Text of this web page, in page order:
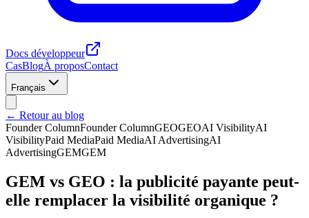
Docs développeur
CasBlogÀ proposContact
Français
← Retour au blog
Founder ColumnFounder ColumnGEOGEOAI VisibilityAI
VisibilityPaid MediaPaid MediaAI AdvertisingAI
AdvertisingGEMGEM
GEM vs GEO : la publicité payante peut-
elle remplacer la visibilité organique ?